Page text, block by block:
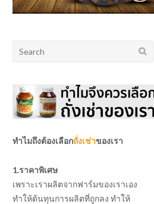
Search
ทำไมถึงต้องเลือกถั่งเช่าของเรา
1.ราคาพิเศษ
เพราะเราผลิตจากฟาร์มของเราเอง
ทำให้ต้นทุนการผลิตที่ถูกลง ทำให้